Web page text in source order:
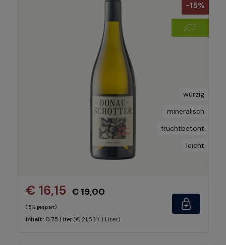
-15%
würzig
mineralisch
fruchtbetont
leicht
€ 16,15 € 19,00
(15% gespart)
Inhalt: 0.75 Liter (€ 21,53 / 1 Liter)